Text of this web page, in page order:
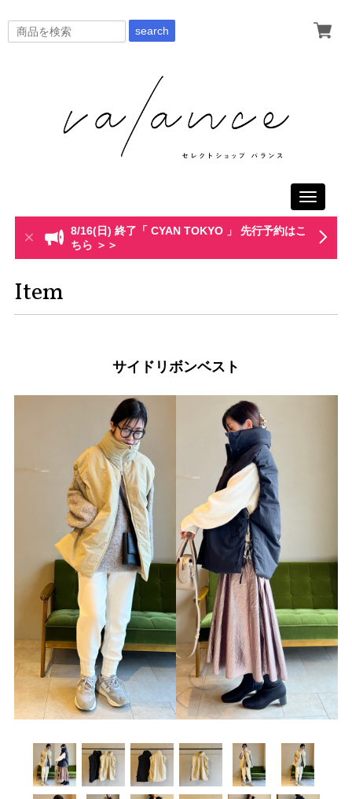
search
Toggle
8/16(日) 終了「 CYAN TOKYO 」 先行予約はこ
ちら ＞＞
Item
サイドリボンベスト